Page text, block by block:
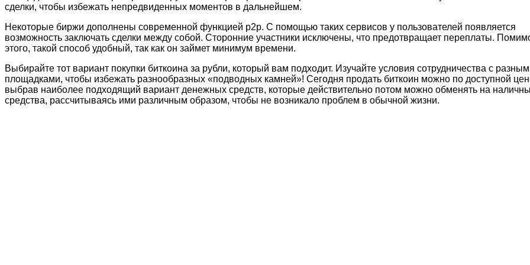
сделки, чтобы избежать непредвиденных моментов в дальнейшем.
Некоторые биржи дополнены современной функцией р2р. С помощью таких сервисов у пользователей появляется
возможность заключать сделки между собой. Сторонние участники исключены, что предотвращает переплаты.
этого, такой способ удобный, так как он займет минимум времени.
Выбирайте тот вариант покупки биткоина за рубли, который вам подходит. Изучайте условия сотрудничества с
площадками, чтобы избежать разнообразных «подводных камней»! Сегодня продать биткоин можно по доступной
выбрав наиболее подходящий вариант денежных средств, которые действительно потом можно обменять на
средства, рассчитываясь ими различным образом, чтобы не возникало проблем в обычной жизни.